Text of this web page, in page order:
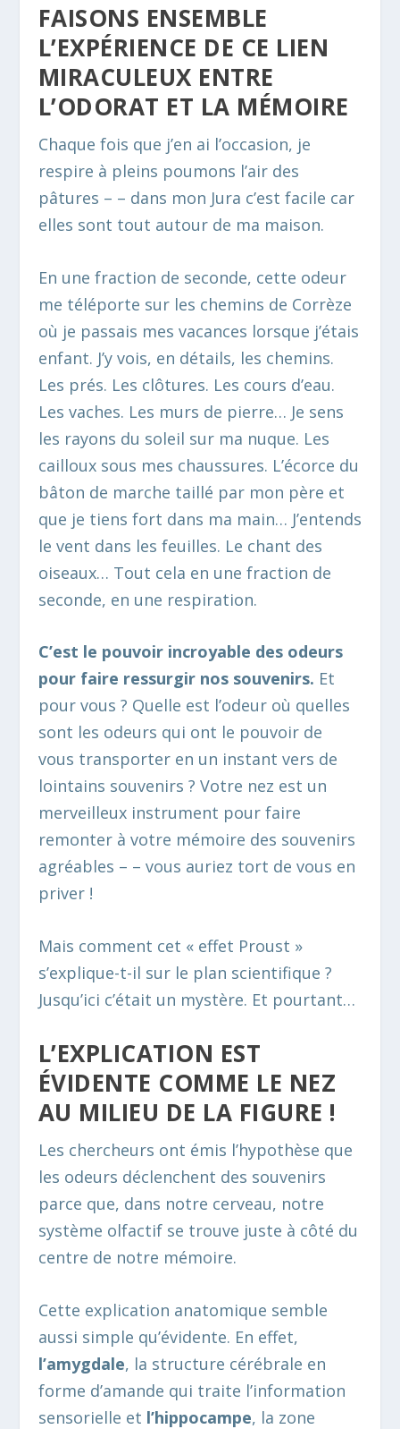
FAISONS ENSEMBLE
L’EXPÉRIENCE DE CE LIEN
MIRACULEUX ENTRE
L’ODORAT ET LA MÉMOIRE
Chaque fois que j’en ai l’occasion, je
respire à pleins poumons l’air des
pâtures – – dans mon Jura c’est facile car
elles sont tout autour de ma maison.
En une fraction de seconde, cette odeur
me téléporte sur les chemins de Corrèze
où je passais mes vacances lorsque j’étais
enfant. J’y vois, en détails, les chemins.
Les prés. Les clôtures. Les cours d’eau.
Les vaches. Les murs de pierre… Je sens
les rayons du soleil sur ma nuque. Les
cailloux sous mes chaussures. L’écorce du
bâton de marche taillé par mon père et
que je tiens fort dans ma main… J’entends
le vent dans les feuilles. Le chant des
oiseaux… Tout cela en une fraction de
seconde, en une respiration.
C’est le pouvoir incroyable des odeurs
pour faire ressurgir nos souvenirs. Et
pour vous ? Quelle est l’odeur où quelles
sont les odeurs qui ont le pouvoir de
vous transporter en un instant vers de
lointains souvenirs ? Votre nez est un
merveilleux instrument pour faire
remonter à votre mémoire des souvenirs
agréables – – vous auriez tort de vous en
priver !
Mais comment cet « effet Proust »
s’explique-t-il sur le plan scientifique ?
Jusqu’ici c’était un mystère. Et pourtant…
L’EXPLICATION EST
ÉVIDENTE COMME LE NEZ
AU MILIEU DE LA FIGURE !
Les chercheurs ont émis l’hypothèse que
les odeurs déclenchent des souvenirs
parce que, dans notre cerveau, notre
système olfactif se trouve juste à côté du
centre de notre mémoire.
Cette explication anatomique semble
aussi simple qu’évidente. En effet,
l’amygdale, la structure cérébrale en
forme d’amande qui traite l’information
sensorielle et l’hippocampe, la zone